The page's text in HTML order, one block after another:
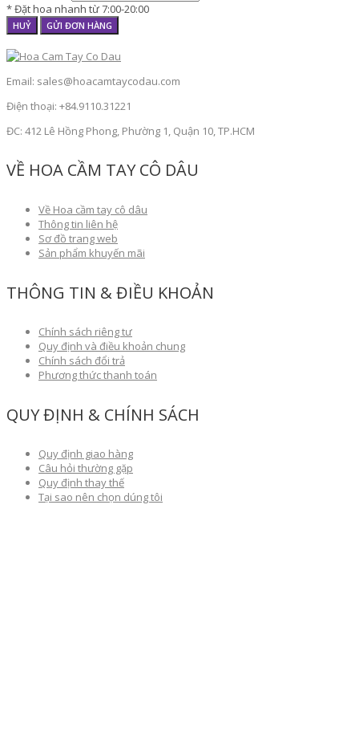
* Đặt hoa nhanh từ 7:00-20:00
HUỶ GỬI ĐƠN HÀNG
Email: sales@hoacamtaycodau.com
Điện thoại: +84.9110.31221
ĐC: 412 Lê Hồng Phong, Phường 1, Quận 10, TP.HCM
VỀ HOA CẦM TAY CÔ DÂU
Về Hoa cầm tay cô dâu
Thông tin liên hệ
Sơ đồ trang web
Sản phẩm khuyến mãi
THÔNG TIN & ĐIỀU KHOẢN
Chính sách riêng tư
Quy định và điều khoản chung
Chính sách đổi trả
Phương thức thanh toán
QUY ĐỊNH & CHÍNH SÁCH
Quy định giao hàng
Câu hỏi thường gặp
Quy định thay thế
Tại sao nên chọn dúng tôi